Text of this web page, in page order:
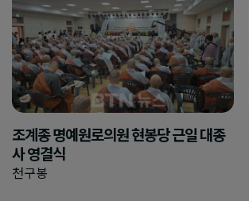
조계종 명예원로의원 현봉당 근일 대종
사 영결식
천구봉